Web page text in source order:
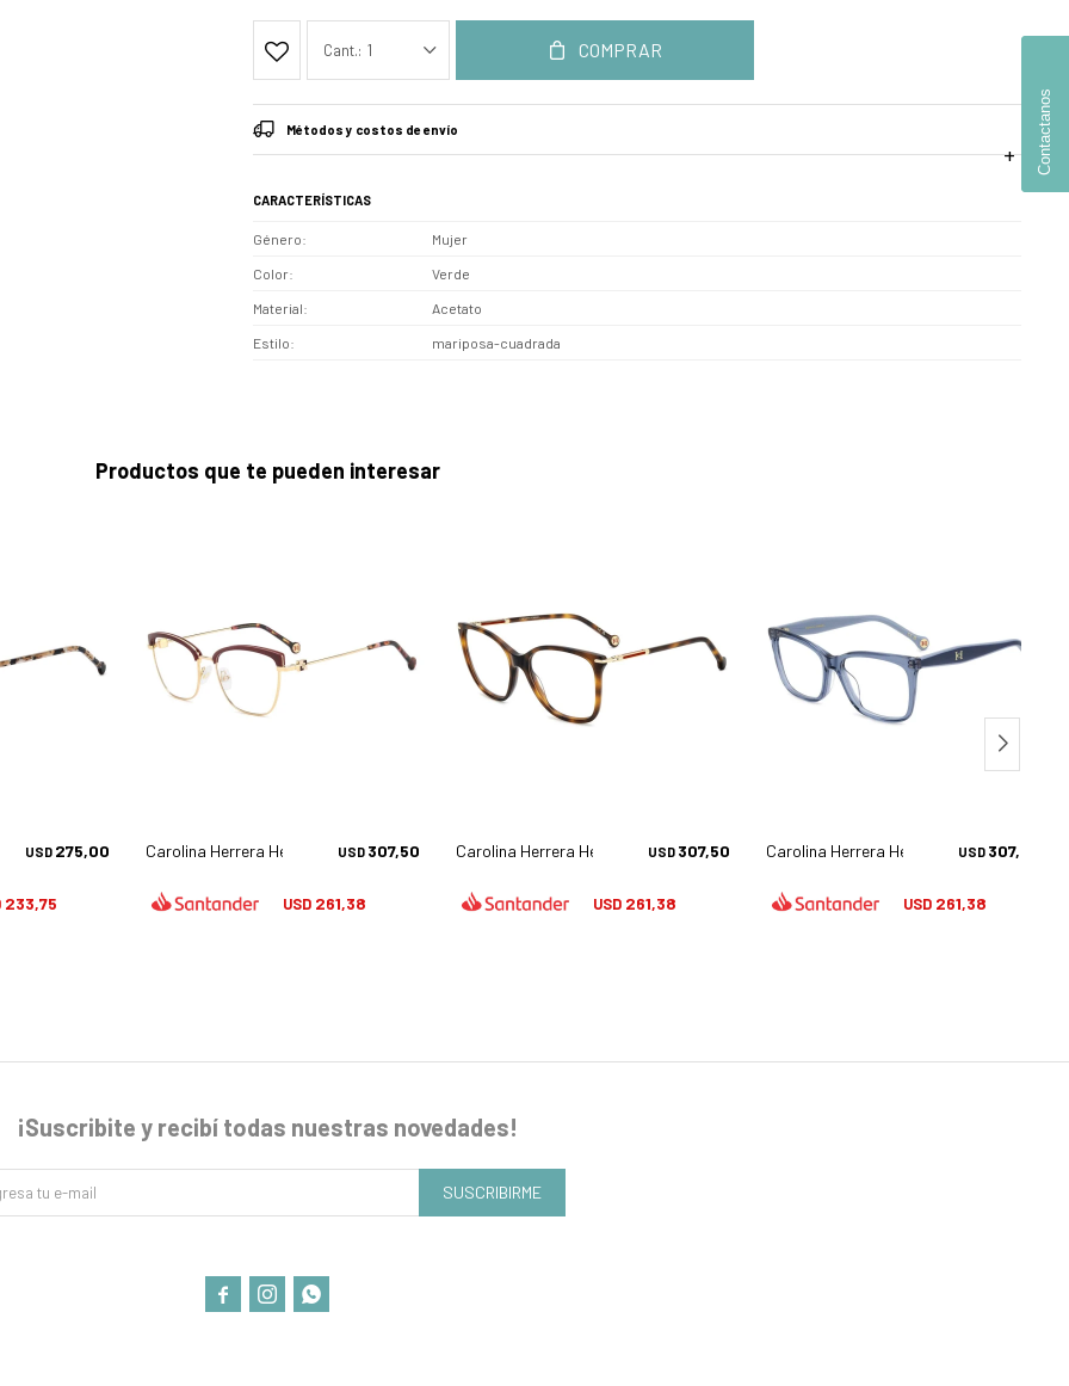
1 COMPRAR
Métodos y costos de envío
CARACTERÍSTICAS
Género Mujer
Color Verde
Material Acetato
Estilo mariposa-cuadrada
Productos que te pueden interesar
- 35j
USD 275,00
233,75
Carolina Herrera Her 0243 - 6k3
USD 307,50
USD 261,38
Carolina Herrera Her 0270 - 086
USD 307,50
USD 261,38
Carolina Herrera Her 0260/g - Pjp
USD 307,50
USD 261,38
¡Suscribite y recibí todas nuestras novedades!
SUSCRIBIRME
  
Contactanos